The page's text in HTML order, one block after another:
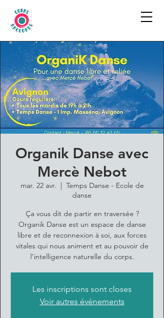
Organik Danse avec
Mercè Nebot
mar. 22 avr.
  |
Temps Danse - Ecole de
danse
Ça vous dit de partir en traversée ?
Organik Danse est un espace de danse
libre et de reconnexion à soi, aux forces
vitales qui nous animent et au pouvoir de
l’intelligence naturelle du corps.
Les inscriptions sont closes
Voir autres événements